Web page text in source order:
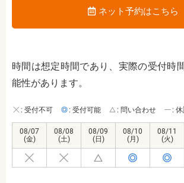
ネット予約はこちら
時間は想定時間であり、実際の受付時
能性があります。
: 受付不可 : 受付可能 : 問い合わせ : 休
08/07
(金)
08/08
(土)
08/09
(日)
08/10
(月)
08/11
(火)